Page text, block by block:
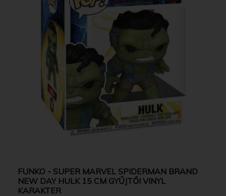
FUNKO - SUPER MARVEL SPIDERMAN BRAND
NEW DAY HULK 15 CM GYŰJTŐI VINYL
KARAKTER